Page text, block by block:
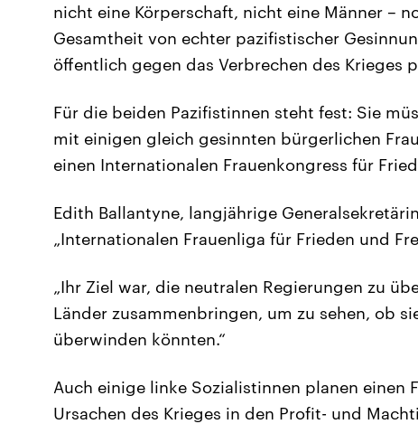
nicht eine Körperschaft, nicht eine Männer –
Gesamtheit von echter pazifistischer
öffentlich gegen das Verbrechen des Krieges
Für die beiden Pazifistinnen steht fest: Sie
mit einigen gleich gesinnten bürgerlichen
einen Internationalen Frauenkongress für
Edith Ballantyne, langjährige
„Internationalen Frauenliga für Frieden und
„Ihr Ziel war, die neutralen Regierungen zu
Länder zusammenbringen, um zu sehen, ob
überwinden könnten.“
Auch einige linke Sozialistinnen planen einen
Ursachen des Krieges in den Profit- und